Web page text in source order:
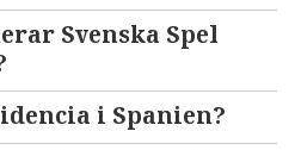
Svenska Spel
i Spanien?